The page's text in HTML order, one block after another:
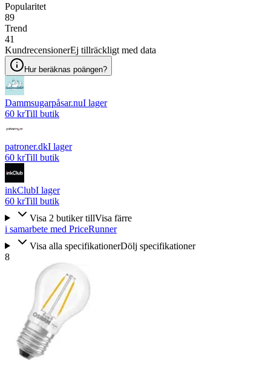
Popularitet
89
Trend
41
KundrecensionerEj tillräckligt med data
Hur beräknas poängen?
Dammsugarpåsar.nuI lager
60 krTill butik
patroner.dkI lager
60 krTill butik
inkClubI lager
60 krTill butik
Visa 2 butiker tillVisa färre
i samarbete med PriceRunner
Visa alla specifikationerDölj specifikationer
8